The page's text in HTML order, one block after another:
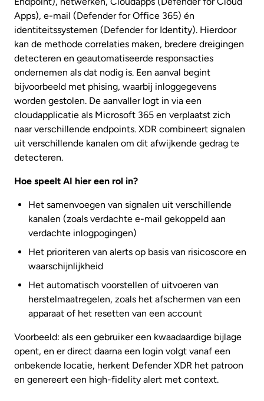
Apps), e-mail (Defender for Office 365) én
identiteitssystemen (Defender for Identity). Hierdoor
kan de methode correlaties maken, bredere dreigingen
detecteren en geautomatiseerde responsacties
ondernemen als dat nodig is. Een aanval begint
bijvoorbeeld met phising, waarbij inloggegevens
worden gestolen. De aanvaller logt in via een
cloudapplicatie als Microsoft 365 en verplaatst zich
naar verschillende endpoints. XDR combineert signalen
uit verschillende kanalen om dit afwijkende gedrag te
detecteren.
Hoe speelt AI hier een rol in?
Het samenvoegen van signalen uit verschillende
kanalen (zoals verdachte e-mail gekoppeld aan
verdachte inlogpogingen)
Het prioriteren van alerts op basis van risicoscore en
waarschijnlijkheid
Het automatisch voorstellen of uitvoeren van
herstelmaatregelen, zoals het afschermen van een
apparaat of het resetten van een account
Voorbeeld: als een gebruiker een kwaadaardige bijlage
opent, en er direct daarna een login volgt vanaf een
onbekende locatie, herkent Defender XDR het patroon
en genereert een high-fidelity alert met context.